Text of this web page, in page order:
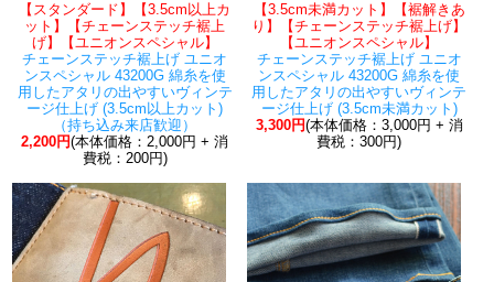
【スタンダード】【3.5cm以上カ
ット】【チェーンステッチ裾上
げ】【ユニオンスペシャル】
チェーンステッチ裾上げ ユニオ
ンスペシャル 43200G 綿糸を使
用したアタリの出やすいヴィンテ
ージ仕上げ (3.5cm以上カット)
（持ち込み来店歓迎）
2,200円(本体価格：2,000円 + 消
費税：200円)
【3.5cm未満カット】【裾解きあ
り】【チェーンステッチ裾上げ】
【ユニオンスペシャル】
チェーンステッチ裾上げ ユニオ
ンスペシャル 43200G 綿糸を使
用したアタリの出やすいヴィンテ
ージ仕上げ (3.5cm未満カット)
3,300円(本体価格：3,000円 + 消
費税：300円)